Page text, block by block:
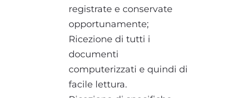
registrate e conservate
opportunamente;
Ricezione di tutti i
documenti
computerizzati e quindi di
facile lettura.